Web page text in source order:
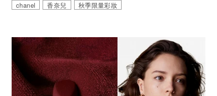
chanel 香奈兒 秋季限量彩妝